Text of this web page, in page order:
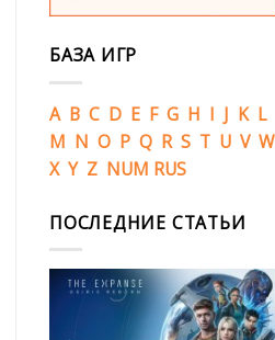
БАЗА ИГР
A B C D E F G H I J K L
M N O P Q R S T U V W
X Y Z NUM RUS
ПОСЛЕДНИЕ СТАТЬИ